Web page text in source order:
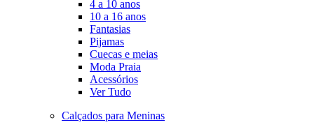
4 a 10 anos
10 a 16 anos
Fantasias
Pijamas
Cuecas e meias
Moda Praia
Acessórios
Ver Tudo
Calçados para Meninas